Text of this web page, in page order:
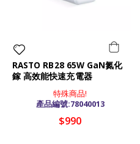
RASTO RB28 65W GaN氮化
鎵 高效能快速充電器
特殊商品!
產品編號:78040013
$990